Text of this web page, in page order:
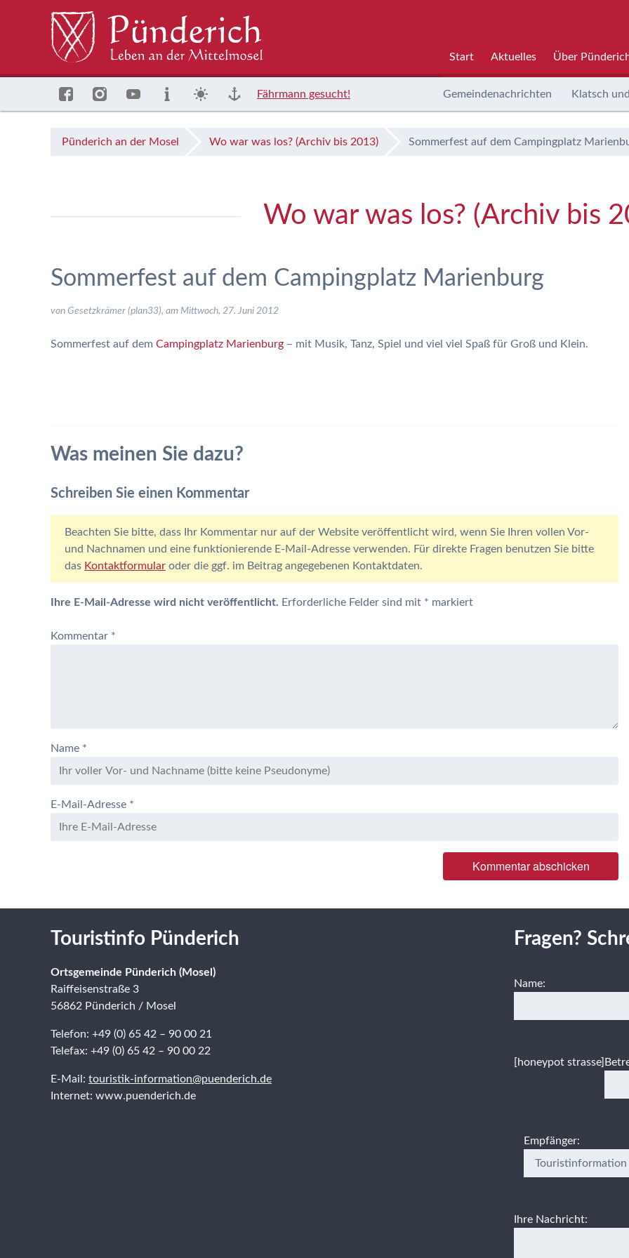
Start Aktuelles Über
Fährmann gesucht! Gemeindenachrichten Klatsch
Pünderich an der Mosel Wo war was los? (Archiv bis 2013) Sommerfest auf dem Campingplatz
Wo war was los? (Archiv bis
Sommerfest auf dem Campingplatz Marienburg
von Gesetzkrämer (plan33), am Mittwoch, 27. Juni 2012
Sommerfest auf dem Campingplatz Marienburg – mit Musik, Tanz, Spiel und viel viel Spaß für Groß und Klein.
Was meinen Sie dazu?
Schreiben Sie einen Kommentar
Beachten Sie bitte, dass Ihr Kommentar nur auf der Website veröffentlicht wird, wenn Sie Ihren vollen Vor-
und Nachnamen und eine funktionierende E-Mail-Adresse verwenden. Für direkte Fragen benutzen Sie bitte
das Kontaktformular oder die ggf. im Beitrag angegebenen Kontaktdaten.
Ihre E-Mail-Adresse wird nicht veröffentlicht. Erforderliche Felder sind mit * markiert
Kommentar *
Name *
E-Mail-Adresse *
Touristinfo Pünderich
Ortsgemeinde Pünderich (Mosel)
Raiffeisenstraße 3
56862 Pünderich / Mosel
Telefon: +49 (0) 65 42 – 90 00 21
Telefax: +49 (0) 65 42 – 90 00 22
E-Mail: touristik-information@puenderich.de
Internet: www.puenderich.de
Fragen?
Name:
[honeypot strasse]
Empfänger:
Ihre Nachricht: